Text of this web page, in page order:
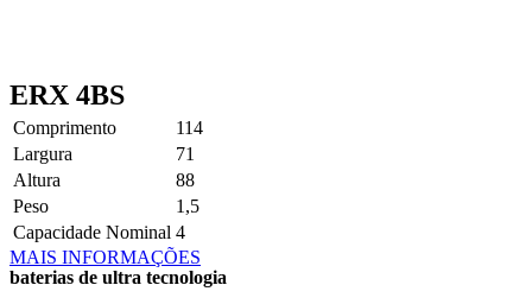
ERX 4BS
Comprimento
114
Largura
71
Altura
88
Peso
1,5
Capacidade Nominal 4
MAIS INFORMAÇÕES
baterias de ultra tecnologia